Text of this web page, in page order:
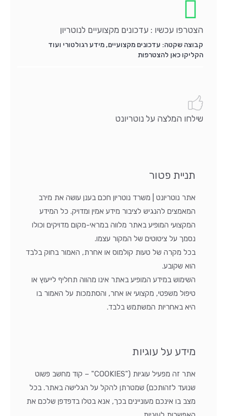
הצטרפו עכשיו : עדכונים מקצועיים לנוטריון
קבוצה שקטה: עדכונים מקצועיים, מידע רגולטורי ועוד
הקליקו כאן להצטרפות
שילחו המלצה על נוטריונט
תניית פטור
אתר נוטריונט | משרד נוטריון חכם בענן עושה את מירב
המאמצים להנגיש לציבור מידע אמין ומדויק. כל המידע
המקצועי המופיע באתר מלווה במראי-מקום מדויקים וכולו
נסמך על ציטוטים של המקור עצמו.
בכל מקרה של טעות קולמוס או אחרת, האמור בחוק בלבד
הוא שקובע.
השימוש במידע המופיע באתר אינו מהווה תחליף לייעוץ או
טיפול משפטי, מקצועי או אחר, והסתמכות על האמור בו
היא באחריות המשתמש בלבד.
מידע על עוגיות
אתר זה מפעיל עוגיות ("COOKIES" – קוד מחשב פשוט
שנועד לזהותכם) שמטרתן להקל על הגלישה באתר. בכל
מצב בו אינכם מעוניינים בכך, אנא בטלו בדפדפן שלכם את